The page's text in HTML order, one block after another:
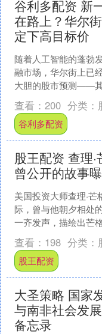
谷利多配资 新
在路上？华尔
定下高目标价
随着人工智能的蓬勃
融市场，华尔街上已
大胆的股市预测——
将标普500指数的目标
众多投行看好美股....
查看： 200 分类：
谷利多配资
股王配资 查理
曾公开的故事
美国投资大师查理·芒
际，曾与他朝夕相处
一齐发声，描绘出芒
温暖故事。 总结来说
里，芒格押注了职业
查看： 198 分类：
股王配资
大圣策略 国家
与南非社会发
备忘录